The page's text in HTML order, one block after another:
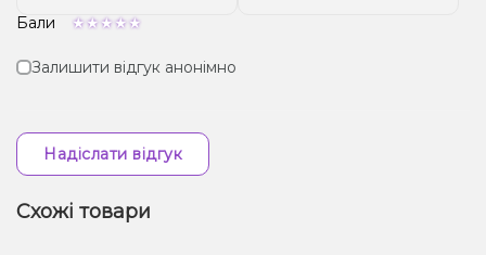
Бали
Залишити відгук анонімно
Надіслати відгук
Схожі товари